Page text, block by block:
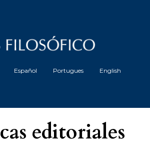
Español Portugues English
editoriales